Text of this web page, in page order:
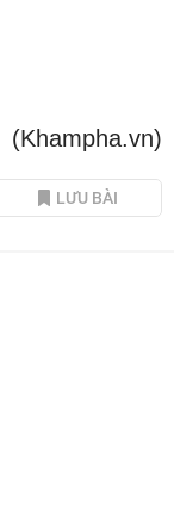
(Khampha.vn)
LƯU BÀI